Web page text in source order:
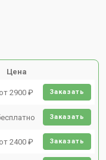
Цена
от 2900 ₽ Заказать
Заказать
от 2400 ₽ Заказать